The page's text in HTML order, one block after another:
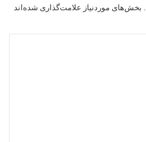
بخش‌های موردنیاز علامت‌گذاری شده‌اند